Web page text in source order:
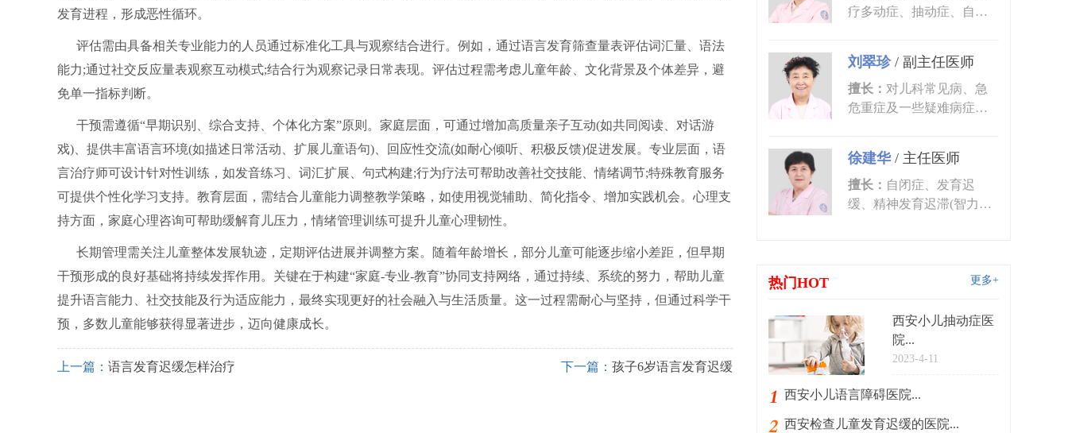
发育进程，形成恶性循环。
评估需由具备相关专业能力的人员通过标准化工具与观察结合进行。例如，通过语言发育筛查量表评估词汇量、语法
能力;通过社交反应量表观察互动模式;结合行为观察记录日常表现。评估过程需考虑儿童年龄、文化背景及个体差异，避
免单一指标判断。
干预需遵循“早期识别、综合支持、个体化方案”原则。家庭层面，可通过增加高质量亲子互动(如共同阅读、对话游
戏)、提供丰富语言环境(如描述日常活动、扩展儿童语句)、回应性交流(如耐心倾听、积极反馈)促进发展。专业层面，语
言治疗师可设计针对性训练，如发音练习、词汇扩展、句式构建;行为疗法可帮助改善社交技能、情绪调节;特殊教育服务
可提供个性化学习支持。教育层面，需结合儿童能力调整教学策略，如使用视觉辅助、简化指令、增加实践机会。心理支
持方面，家庭心理咨询可帮助缓解育儿压力，情绪管理训练可提升儿童心理韧性。
长期管理需关注儿童整体发展轨迹，定期评估进展并调整方案。随着年龄增长，部分儿童可能逐步缩小差距，但早期
干预形成的良好基础将持续发挥作用。关键在于构建“家庭-专业-教育”协同支持网络，通过持续、系统的努力，帮助儿童
提升语言能力、社交技能及行为适应能力，最终实现更好的社会融入与生活质量。这一过程需耐心与坚持，但通过科学干
预，多数儿童能够获得显著进步，迈向健康成长。
上一篇： 语言发育迟缓怎样治疗 下一篇： 孩子6岁语言发育迟缓
疗多动症、抽动症、自闭
刘翠珍/ 副主任医师
擅长： 对儿科常见病、急
危重症及一些疑难病症的
徐建华/ 主任医师
擅长： 自闭症、发育迟
缓、精神发育迟滞(智力低
更多+
热门HOT
西安小儿抽动症医
院...
2023-4-11
西安小儿语言障碍医院...
西安检查儿童发育迟缓的医院...